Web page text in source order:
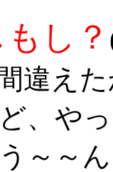
し？
違え
、や
～～